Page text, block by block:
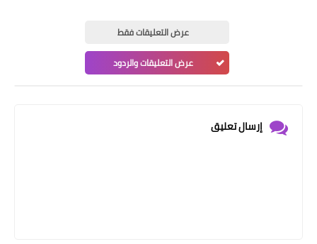
عرض التعليقات فقط
عرض التعليقات والردود
إرسال تعليق